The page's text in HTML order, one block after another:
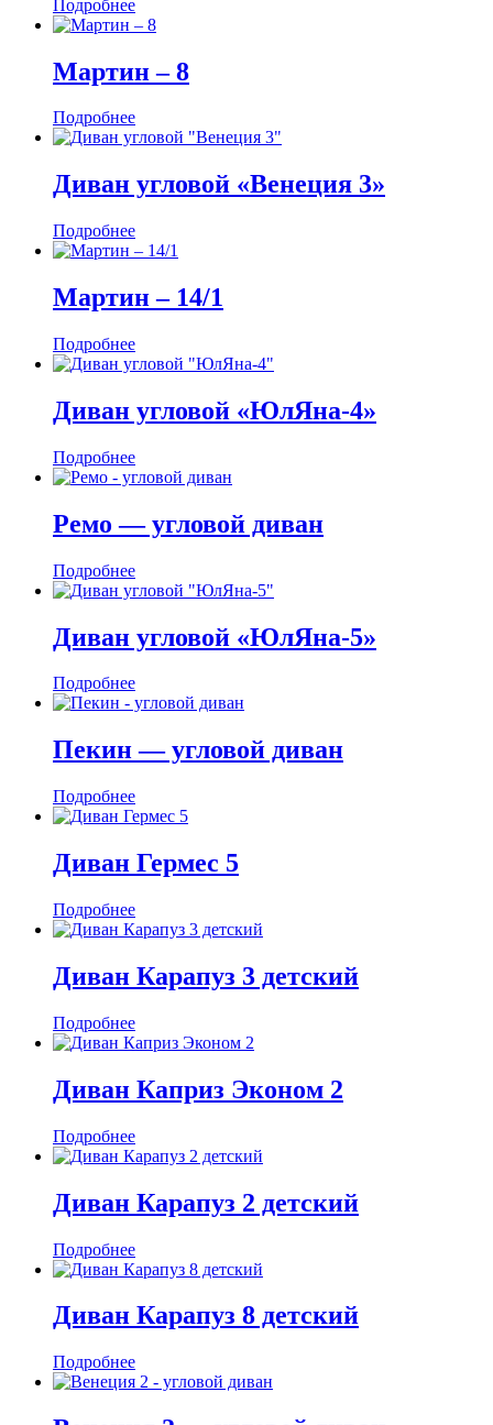
Подробнее
Мартин ‒ 8
Подробнее
Диван угловой «Венеция 3»
Подробнее
Мартин ‒ 14/1
Подробнее
Диван угловой «ЮлЯна-4»
Подробнее
Ремо — угловой диван
Подробнее
Диван угловой «ЮлЯна-5»
Подробнее
Пекин — угловой диван
Подробнее
Диван Гермес 5
Подробнее
Диван Карапуз 3 детский
Подробнее
Диван Каприз Эконом 2
Подробнее
Диван Карапуз 2 детский
Подробнее
Диван Карапуз 8 детский
Подробнее